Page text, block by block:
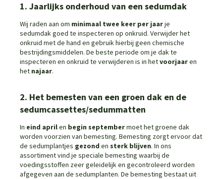
1. Jaarlijks onderhoud van een sedumdak
Wij raden aan om minimaal twee keer per jaarje
sedumdak goed te inspecteren op onkruid. Verwijder het
onkruid met de hand en gebruik hierbij geen chemische
bestrijdingsmiddelen. De beste periode om je dak te
inspecteren en onkruid te verwijderen is in hetvoorjaaren
het najaar.
2. Het bemesten van een groen dak en de
sedumcassettes/sedummatten
In eind aprilen begin septembermoet het groene dak
worden voorzien van bemesting. Bemesting zorgt ervoor dat
de sedumplantjes gezond en sterk blijven. In ons
assortiment vind je speciale bemesting waarbij de
voedingsstoffen zeer geleidelijk en gecontroleerd worden
afgegeven aan de sedumplanten. De bemesting bestaat uit